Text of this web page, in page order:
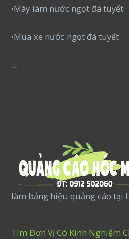
•Máy làm nước ngọt đá tuyết
•Mua xe nước ngọt đá tuyết
…
làm bảng hiệu quảng cáo tại
Tìm Đơn Vị Có Kinh Nghiệm